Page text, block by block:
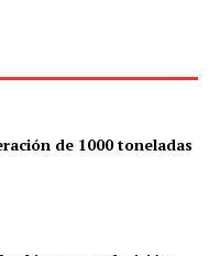
de 1000 toneladas